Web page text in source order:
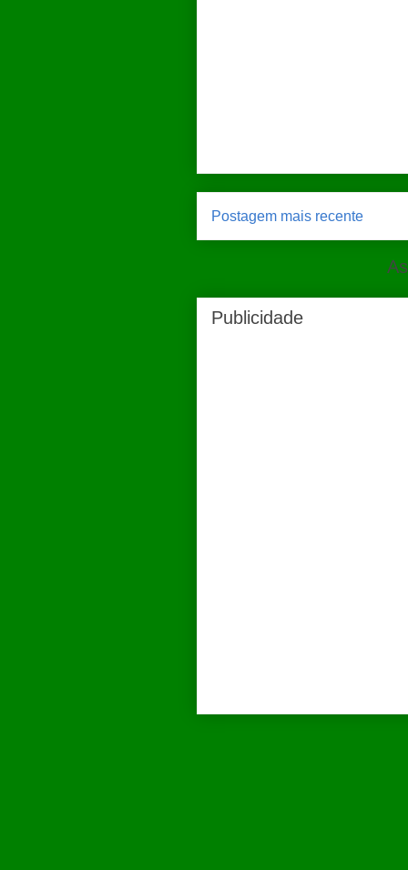
Postagem mais recente
Publicidade